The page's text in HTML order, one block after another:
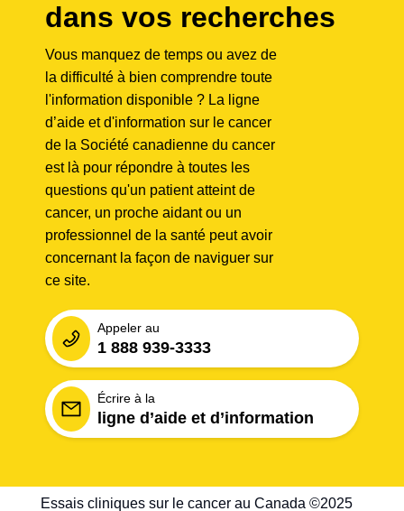
dans vos recherches
Vous manquez de temps ou avez de
la difficulté à bien comprendre toute
l'information disponible ? La ligne
d’aide et d'information sur le cancer
de la Société canadienne du cancer
est là pour répondre à toutes les
questions qu'un patient atteint de
cancer, un proche aidant ou un
professionnel de la santé peut avoir
concernant la façon de naviguer sur
ce site.
Appeler au
1 888 939-3333
Écrire à la
ligne d’aide et d’information
Essais cliniques sur le cancer au Canada ©2025